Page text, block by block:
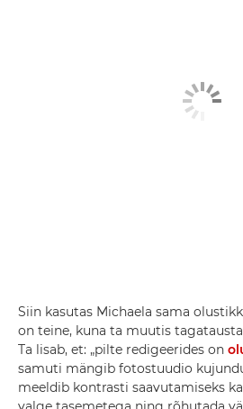
Siin kasutas Michaela sama
on teine, kuna ta muutis
Ta lisab, et: „pilte redigeerides on
samuti mängib fotostuudio
meeldib kontrasti saavutamiseks